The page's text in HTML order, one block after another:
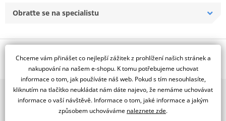
Obraťte se na specialistu
Jsme autorizovaný
dealer značky RDMOTO
Tiger 800 XCX (15-)
Padací rámy RDMOTO nabízí maximální ochranu Vašeho
2x multibrand showroom
9 značek motocyklů, servis, oblečení, doplňky i náhradní
díly, to vše v Praze a Liberci
Chceme vám přinášet co nejlepší zážitek z prohlížení našich stránek a
nakupování na našem e-shopu. K tomu potřebujeme uchovat
informace o tom, jak používáte náš web. Pokud s tím nesouhlasíte,
kliknutím na tlačítko neukládat nám dáte najevo, že nemáme uchovávat
informace o vaší návštěvě. Informace o tom, jaké informace a jakým
způsobem uchováváme naleznete zde.